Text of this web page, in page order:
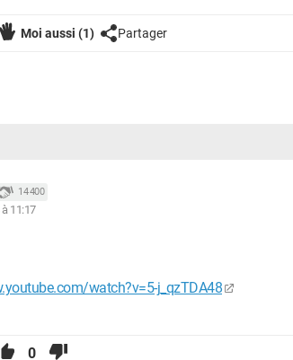
Moi aussi (1) Partager
14 400
11:17
watch?v=5-j_qzTDA48
0